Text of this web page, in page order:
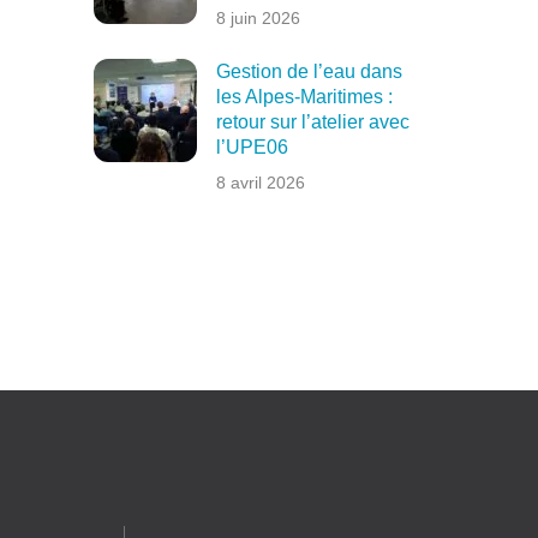
8 juin 2026
Gestion de l’eau dans
les Alpes-Maritimes :
retour sur l’atelier avec
l’UPE06
8 avril 2026